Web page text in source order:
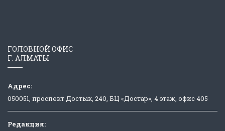
ГОЛОВНОЙ ОФИС
Г. АЛМАТЫ
Адрес:
050051, проспект Достык, 240, БЦ «Достар», 4 этаж, офис 405
Редакция: